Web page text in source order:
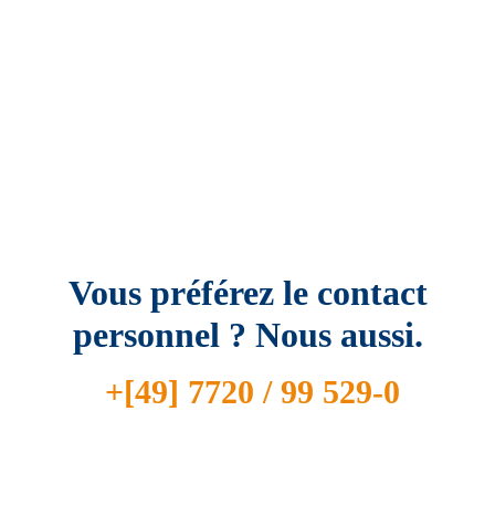
Vous préférez le contact
personnel ? Nous aussi.
+[49] 7720 / 99 529-0